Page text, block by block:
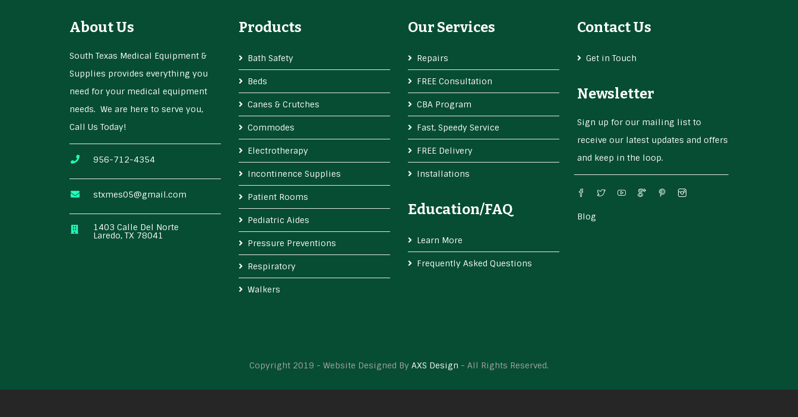
About Us
South Texas Medical Equipment &
Supplies provides everything you
need for your medical equipment
needs. We are here to serve you,
Call Us Today!
956-712-4354
stxmes05@gmail.com
1403 Calle Del Norte
Laredo, TX 78041
Products
Bath Safety
Beds
Canes & Crutches
Commodes
Electrotherapy
Incontinence Supplies
Patient Rooms
Pediatric Aides
Pressure Preventions
Respiratory
Walkers
Our Services
Repairs
FREE Consultation
CBA Program
Fast, Speedy Service
FREE Delivery
Installations
Education/FAQ
Learn More
Frequently Asked Questions
Contact Us
Get in Touch
Newsletter
Sign up for our mailing list to
receive our latest updates and offers
and keep in the loop.
Blog
Copyright 2019 - Website Designed By AXS Design - All Rights Reserved.